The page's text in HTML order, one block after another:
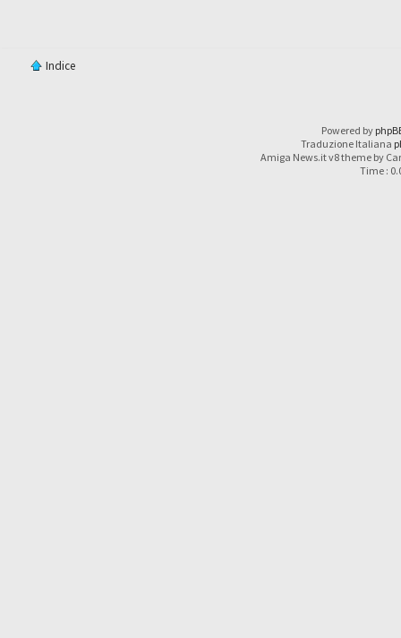
Indice
Powered by
Traduzione Italiana
Amiga News.it v8 theme by
Time :